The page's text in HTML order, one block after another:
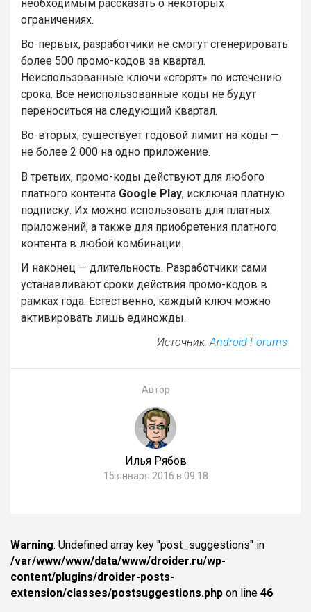
необходимым рассказать о некоторых
ограничениях.
Во-первых, разработчики не смогут сгенерировать
более 500 промо-кодов за квартал.
Неиспользованные ключи «сгорят» по истечению
срока. Все неиспользованные коды не будут
переноситься на следующий квартал.
Во-вторых, существует годовой лимит на коды —
не более 2 000 на одно приложение.
В третьих, промо-коды действуют для любого
платного контента Google Play, исключая платную
подписку. Их можно использовать для платных
приложений, а также для приобретения платного
контента в любой комбинации.
И наконец — длительность. Разработчики сами
устанавливают сроки действия промо-кодов в
рамках года. Естественно, каждый ключ можно
активировать лишь единожды.
Источник:Android Forums
Автор
Илья Рябов
15 января 2016 в 09:18
Warning: Undefined array key "post_suggestions" in
/var/www/www/data/www/droider.ru/wp-
content/plugins/droider-posts-
extension/classes/postsuggestions.php on line 46